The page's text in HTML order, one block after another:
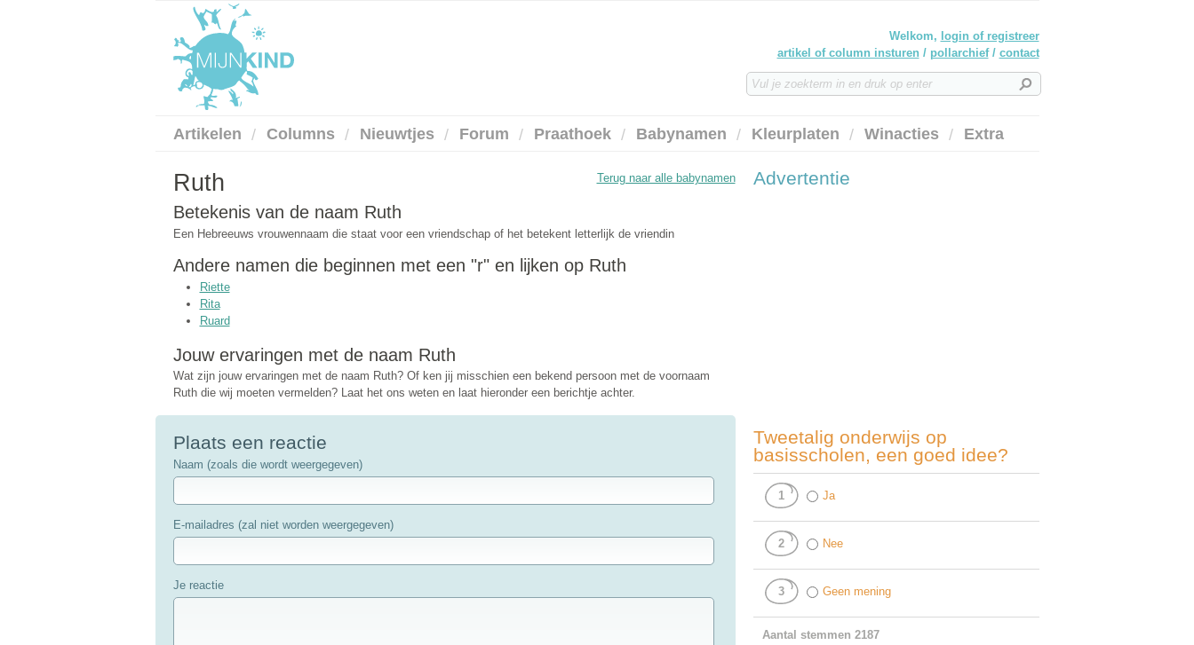
Welkom, login of registreer
artikel of column insturen / pollarchief/ contact
Artikelen Columns Nieuwtjes Forum Praathoek Babynamen Kleurplaten Winacties Extra
Terug naar alle babynamen
Ruth
Betekenis van de naam Ruth
Een Hebreeuws vrouwennaam die staat voor een vriendschap of het betekent letterlijk de vriendin
Andere namen die beginnen met een "r" en lijken op Ruth
Riette
Rita
Ruard
Jouw ervaringen met de naam Ruth
Wat zijn jouw ervaringen met de naam Ruth? Of ken jij misschien een bekend persoon met de voornaam
Ruth die wij moeten vermelden? Laat het ons weten en laat hieronder een berichtje achter.
Plaats een reactie
Naam (zoals die wordt weergegeven)
E-mailadres (zal niet worden weergegeven)
Je reactie
Advertentie
Tweetalig onderwijs op
basisscholen, een goed idee?
1 Ja
2 Nee
3 Geen mening
Aantal stemmen 2187